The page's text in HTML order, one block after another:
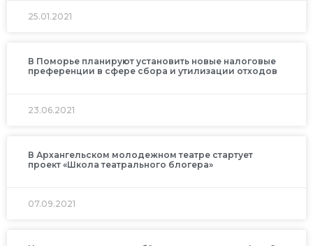
25.01.2021
В Поморье планируют установить новые налоговые
преференции в сфере сбора и утилизации отходов
23.06.2021
В Архангельском молодежном театре стартует
проект «Школа театрального блогера»
07.09.2021